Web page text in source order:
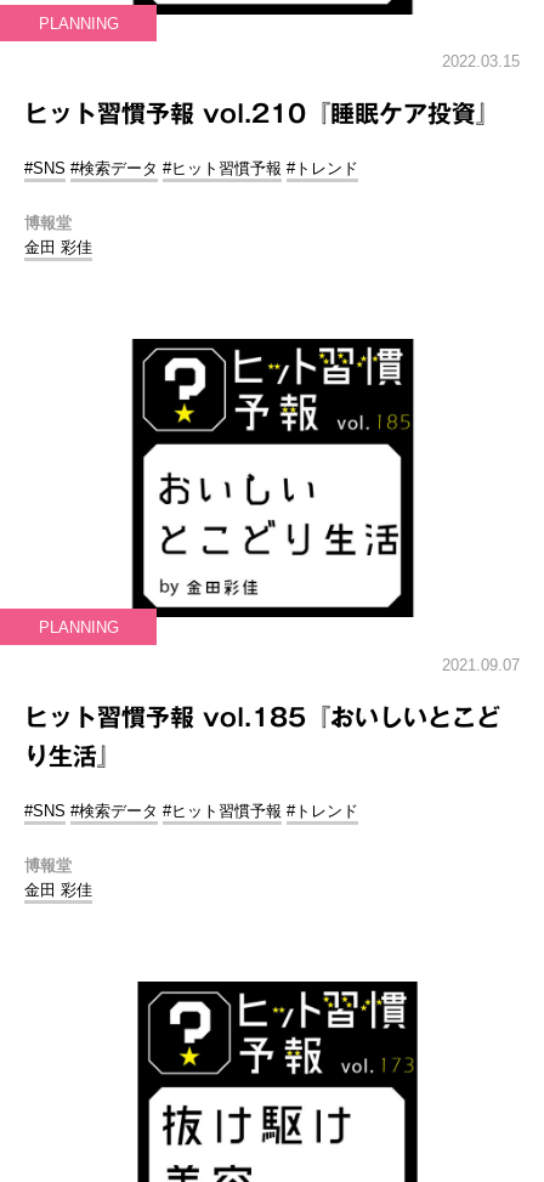
PLANNING
2022.03.15
ヒット習慣予報 vol.210『睡眠ケア投資』
#SNS #検索データ #ヒット習慣予報 #トレンド
博報堂
金田 彩佳
PLANNING
2021.09.07
ヒット習慣予報 vol.185『おいしいとこど
り生活』
#SNS #検索データ #ヒット習慣予報 #トレンド
博報堂
金田 彩佳